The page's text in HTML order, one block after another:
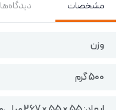
مشخصات دیدگاه‌ها
وزن
500 گرم